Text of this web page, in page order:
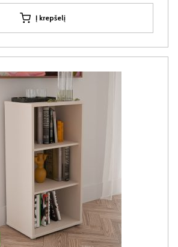
Į krepšelį